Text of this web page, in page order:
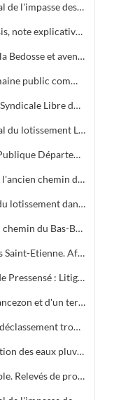
Classement dans le domaine public communal de l'impasse des Hautes-Prairies. Acte de vente les co-lotis domaine de la Haute-Prairie et ville d'Alès
D.U.P. : Elargissement du chemin du Bas-Brésis, note explicative et plans
Déclassement du tronçon chemin du Mas de la Bedosse et avenue du maréchal Juin
Déclassement d'un espace dépendant du domaine public communal avenue Winston Churchill
Colline du Brésis : Acte de vente Association Syndicale Libre du lotissement Domaine du Brésis et ville d'Alès. Classement de la rue de la Colline du Brésis dans le domaine public communal
Classement dans le domaine public communal du lotissement Le Mas des Pins, impasse Jean-Baptiste Lulli (juin 2007). Rapport d'inspection télévisuelle des canalisations souterraines
D.U.P. la Chape Liquide Bouzac Est. Enquête Publique Département du Gard : Rapport et conclusions du Commissaire Enquêteur
D.U.P. création d'un giratoire au carrefour de l'ancien chemin de Mons et du chemin Sous Saint-Etienne
Domaine du Brésis : Demande d'intégration du lotissement dans le domaine public
D.U.P. projet d'élargissement d'un tronçon du chemin du Bas-Brésis
D.U.P. ancien chemin de Mons et chemin Sous Saint-Etienne. Affaire Delorme Raquidel et ville d'Alès (expropriation)
Déclassement d'une partie de la rue Francis de Pressensé : Litige entre la S.C.I. STEBRU et la ville d'Alès
Déclassement d'un tronçon du chemin de Francezon et d'un terrain avenue Olivier de Serres
Déclassement de l'impasse du parc de Silhol, déclassement tronçon avenues Vincent d'Indy et Paul Langevin
D.U.P. projet de création d'un bassin de rétention des eaux pluviales quartier de Bruèges. Tribunal de Grande Instance de Nîmes : Expropriation ville d'Alès et consorts Vally
Rieu-Nord : Pose de canalisations d'eau potable. Relevés de propriétés, numéros des parcelles, noms des propriétaires